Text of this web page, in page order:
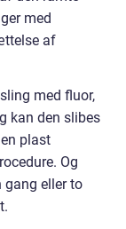
med
af
med fluor,
kan den slibes
plast
Og
eller to